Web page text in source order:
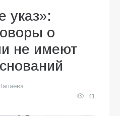
указ»:
о
не имеют
41